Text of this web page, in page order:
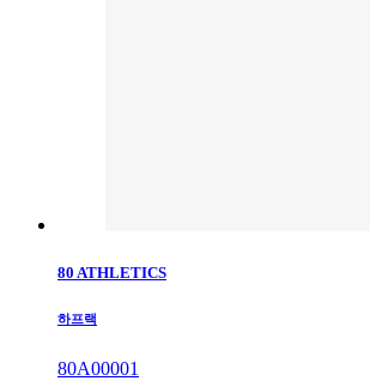
80 ATHLETICS
하프랙
80A00001